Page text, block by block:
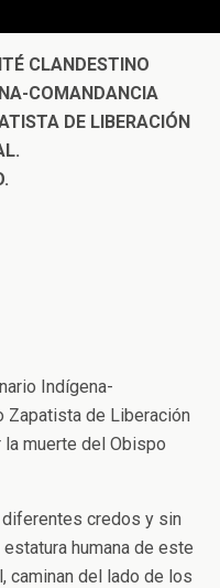
CLANDESTINO
COMANDANCIA
DE LIBERACIÓN
Indígena-
Zapatista de Liberación
muerte del Obispo
credos y sin
humana de este
caminan del lado de los